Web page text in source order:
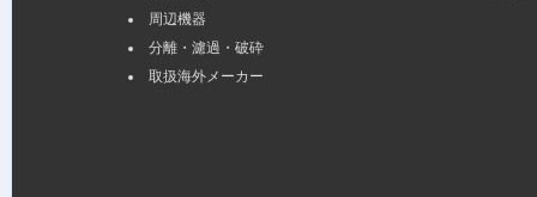
周辺機器
分離・濾過・破砕
取扱海外メーカー